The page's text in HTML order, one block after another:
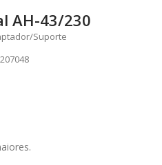
AH-43/230
Suporte